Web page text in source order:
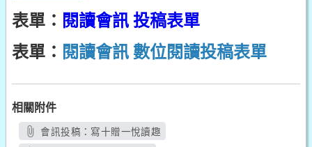
表單： 閱讀會訊 投稿表單
表單： 閱讀會訊 數位閱讀投稿表單
相關附件
會訊投稿：寫十贈一悅讀趣